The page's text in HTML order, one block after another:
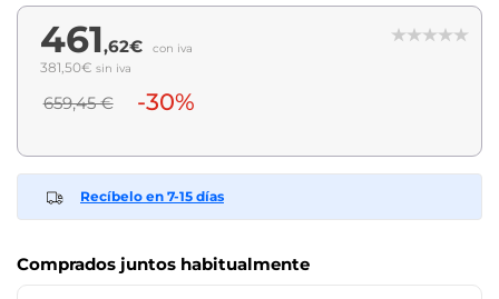
461,62€ con iva
381,50€ sin iva
659,45 € -30%
Recíbelo en 7-15 días
Comprados juntos habitualmente